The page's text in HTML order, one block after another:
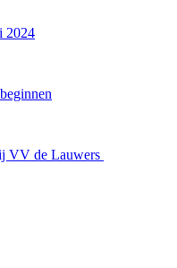
2024
VV de Lauwers